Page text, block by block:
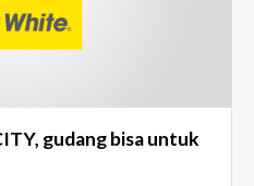
gudang bisa untuk